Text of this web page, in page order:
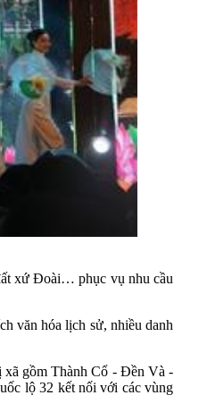
xứ Đoài… phục vụ nhu cầu
văn hóa lịch sử, nhiều danh
xã gồm Thành Cổ - Đền Và -
lộ 32 kết nối với các vùng